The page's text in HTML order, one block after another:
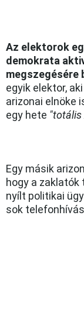
Az elektorok
demokrata
megszegésére
egyik elektor,
arizonai elnöke
egy hete "totális
Egy másik
hogy a zaklatók
nyílt politikai
sok